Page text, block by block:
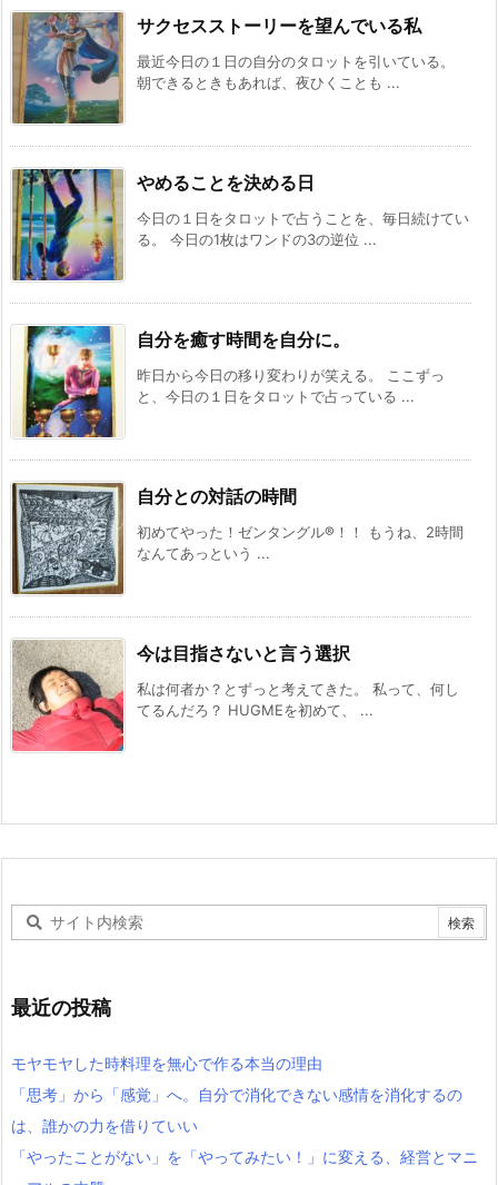
サクセスストーリーを望んでいる私
最近今日の１日の自分のタロットを引いている。
朝できるときもあれば、夜ひくことも ...
やめることを決める日
今日の１日をタロットで占うことを、毎日続けてい
る。 今日の1枚はワンドの3の逆位 ...
自分を癒す時間を自分に。
昨日から今日の移り変わりが笑える。 ここずっ
と、今日の１日をタロットで占っている ...
自分との対話の時間
初めてやった！ゼンタングル®️！！ もうね、2時間
なんてあっという ...
今は目指さないと言う選択
私は何者か？とずっと考えてきた。 私って、何し
てるんだろ？ HUGMEを初めて、 ...
最近の投稿
モヤモヤした時料理を無心で作る本当の理由
「思考」から「感覚」へ。自分で消化できない感情を消化するの
は、誰かの力を借りていい
「やったことがない」を「やってみたい！」に変える、経営とマニ